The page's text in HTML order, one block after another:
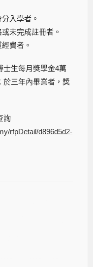
入學者。
未完成註冊者。
費者。
士生每月獎學金4萬
於三年內畢業者，獎
詢
rfpDetail/d896d5d2-